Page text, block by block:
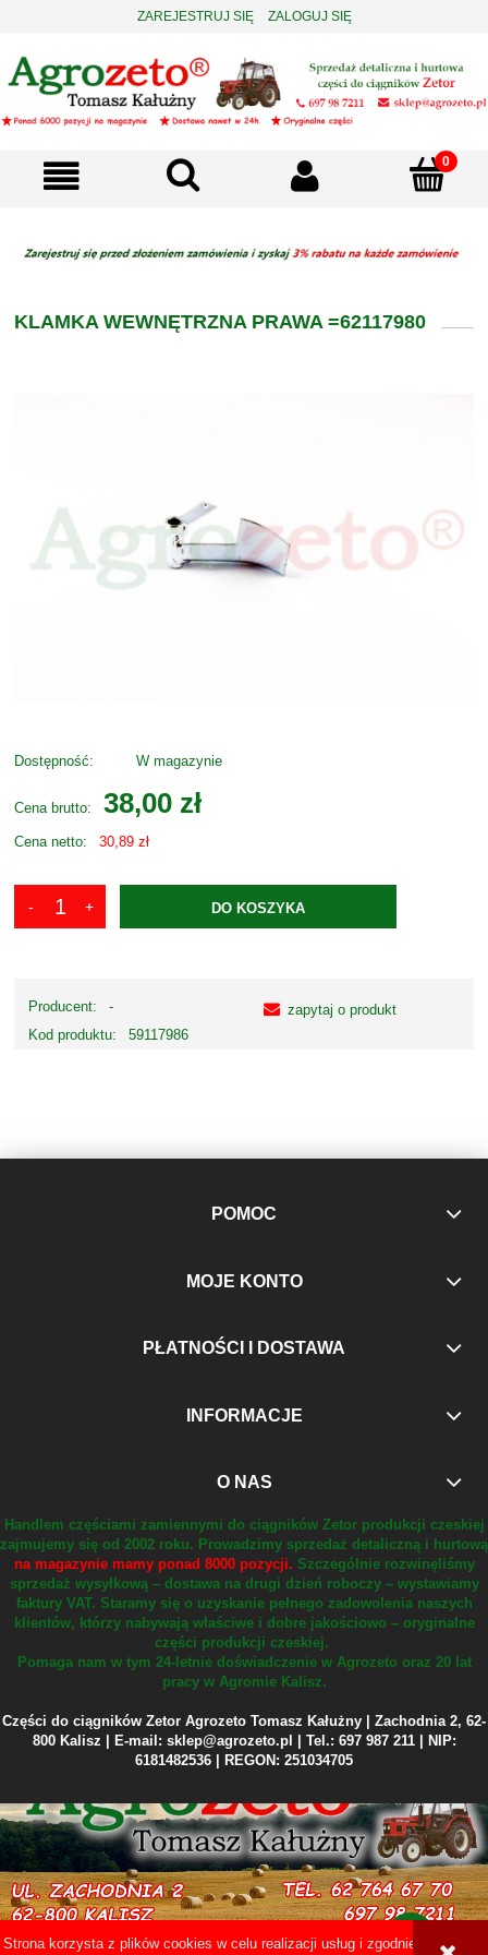
Strona korzysta z plików cookies w celu realizacji usług i zgodnie z
ZAREJESTRUJ SIĘ ZALOGUJ SIĘ
KLAMKA WEWNĘTRZNA PRAWA =62117980
Dostępność: W magazynie
Cena brutto: 38,00 zł
Cena netto: 30,89 zł
DO KOSZYKA
Producent:
-
Kod produktu:
59117986
zapytaj o produkt
POMOC
MOJE KONTO
PŁATNOŚCI I DOSTAWA
INFORMACJE
O NAS
Handlem częściami zamiennymi do ciągników Zetor produkcji czeskiej
zajmujemy się od 2002 roku. Prowadzimy sprzedaż detaliczną i hurtową
na magazynie mamy ponad 8000 pozycji. Szczególnie rozwinęliśmy
sprzedaż wysyłkową – dostawa na drugi dzień roboczy – wystawiamy
faktury VAT. Staramy się o uzyskanie pełnego zadowolenia naszych
klientów, którzy nabywają właściwe i dobre jakościowo – oryginalne
części produkcji czeskiej.
Pomaga nam w tym 24-letnie doświadczenie w Agrozeto oraz 20 lat
pracy w Agromie Kalisz.
Części do ciągników Zetor Agrozeto Tomasz Kałużny | Zachodnia 2, 62-
800 Kalisz | E-mail: sklep@agrozeto.pl | Tel.: 697 987 211 | NIP:
6181482536 | REGON: 251034705